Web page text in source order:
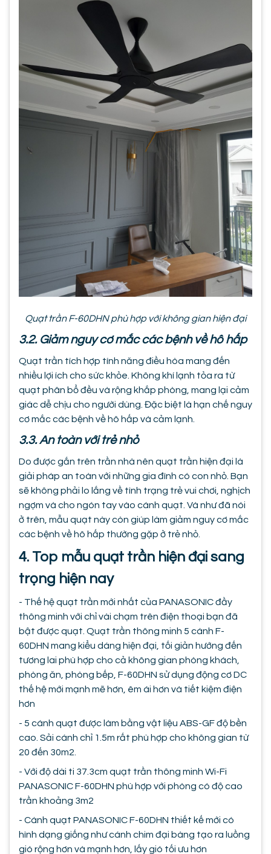
Quạt trần F-60DHN phù hợp với không gian hiện đại
3.2. Giảm nguy cơ mắc các bệnh về hô hấp
Quạt trần tích hợp tính năng điều hòa mang đến
nhiều lợi ích cho sức khỏe. Không khí lạnh tỏa ra từ
quạt phân bổ đều và rộng khắp phòng, mang lại cảm
giác dễ chịu cho người dùng. Đặc biệt là hạn chế nguy
cơ mắc các bệnh về hô hấp và cảm lạnh.
3.3. An toàn với trẻ nhỏ
Do được gắn trên trần nhà nên quạt trần hiện đại là
giải pháp an toàn với những gia đình có con nhỏ. Bạn
sẽ không phải lo lắng về tình trạng trẻ vui chơi, nghịch
ngợm và cho ngón tay vào cánh quạt. Và như đã nói
ở trên, mẫu quạt này còn giúp làm giảm nguy cơ mắc
các bệnh về hô hấp thường gặp ở trẻ nhỏ.
4. Top mẫu quạt trần hiện đại sang
trọng hiện nay
- Thế hệ quạt trần mới nhất của PANASONIC đầy
thông minh với chỉ vài chạm trên điện thoại bạn đã
bật được quạt. Quạt trần thông minh 5 cánh F-
60DHN mang kiểu dáng hiện đại, tối giản hướng đến
tương lai phù hợp cho cả không gian phòng khách,
phòng ăn, phòng bếp, F-60DHN sử dụng động cơ DC
thế hệ mới mạnh mẽ hơn, êm ái hơn và tiết kiệm điện
hơn
- 5 cánh quạt được làm bằng vật liệu ABS-GF độ bền
cao. Sải cánh chỉ 1.5m rất phù hợp cho không gian từ
20 đến 30m2.
- Với độ dài ti 37.3cm quạt trần thông minh Wi-Fi
PANASONIC F-60DHN phù hợp với phòng có độ cao
trần khoảng 3m2
- Cánh quạt PANASONIC F-60DHN thiết kế mới có
hình dạng giống như cánh chim đại bàng tạo ra luồng
gió rộng hơn và mạnh hơn, lấy gió tối ưu hơn